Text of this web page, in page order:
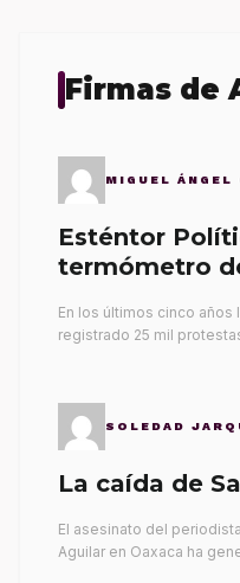
Firmas de
MIGUEL ÁNGEL
Esténtor
termómetro
En los últimos cinco años
registrado 25 mil
SOLEDAD
La caída de
El asesinato del
Aguilar en Oaxaca ha